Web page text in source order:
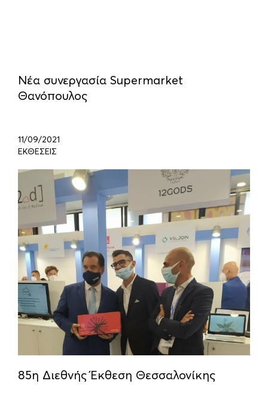
Νέα συνεργασία Supermarket
Θανόπουλος
11/09/2021
ΕΚΘΕΣΕΙΣ
85η Διεθνής Έκθεση Θεσσαλονίκης